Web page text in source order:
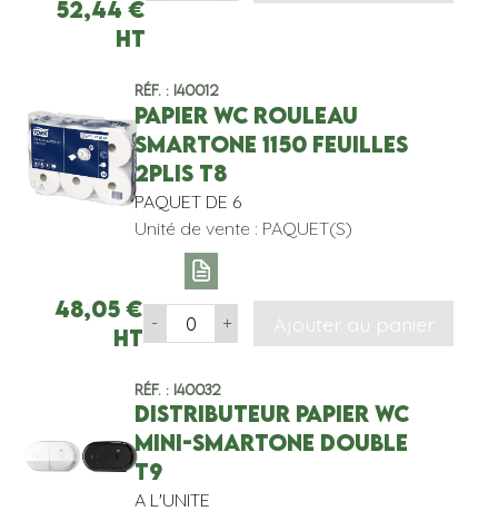
52,44 €
HT
Réf. : I40012
PAPIER WC ROULEAU
SMARTONE 1150 FEUILLES
2PLIS T8
PAQUET DE 6
Unité de vente : PAQUET(S)
48,05€
HT
- + Ajouter au panier
Réf. : I40032
DISTRIBUTEUR PAPIER WC
MINI-SMARTONE DOUBLE
T9
A L'UNITE